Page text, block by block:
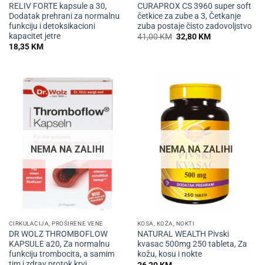
RELIV FORTE kapsule a 30,
Dodatak prehrani za normalnu
funkciju i detoksikacioni
kapacitet jetre
18,35KM
CURAPROX CS 3960 super soft
četkice za zube a 3, Četkanje
zuba postaje čisto zadovoljstvo
41,00KM Izvorna
cijena
32,80KMTrenutna
NEMA NA ZALIHI
CIRKULACIJA, PROŠIRENE VENE
DR WOLZ THROMBOFLOW
KAPSULE a20, Za normalnu
funkciju trombocita, a samim
NEMA NA ZALIHI
KOSA, KOŽA, NOKTI
NATURAL WEALTH Pivski
kvasac 500mg 250 tableta, Za
kožu, kosu i nokte